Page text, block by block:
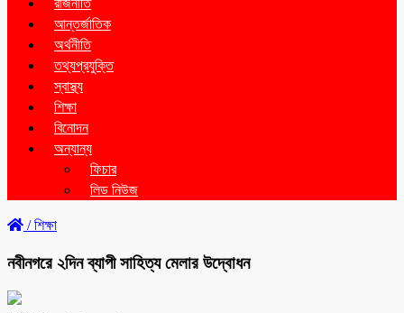
রাজনীতি
আন্তর্জাতিক
অর্থনীতি
তথ্যপ্রযুক্তি
স্বাস্থ্য
শিক্ষা
বিনোদন
অন্যান্য
ফিচার
লিড নিউজ
/শিক্ষা
নবীনগরে ২দিন ব্যাপী সাহিত্য মেলার উদ্বোধন